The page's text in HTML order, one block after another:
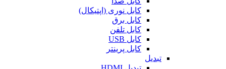
کابل نوری (اپتیکال)
کابل برق
کابل تلفن
کابل USB
کابل پرینتر
تبدیل